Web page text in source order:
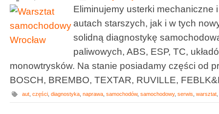
Eliminujemy usterki mechaniczne
autach starszych, jak i w tych
solidną diagnostykę
paliwowych, ABS, ESP, TC,
monowtrysków. Na stanie posiadamy części od
BOSCH, BREMBO, TEXTAR, RUVILLE,
aut części diagnostyka naprawa samochodów, samochodowy, serwis warsztat